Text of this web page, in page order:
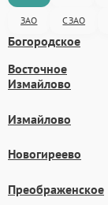
ЗАО СЗАО
Богородское
Восточное
Измайлово
Измайлово
Новогиреево
Преображенское